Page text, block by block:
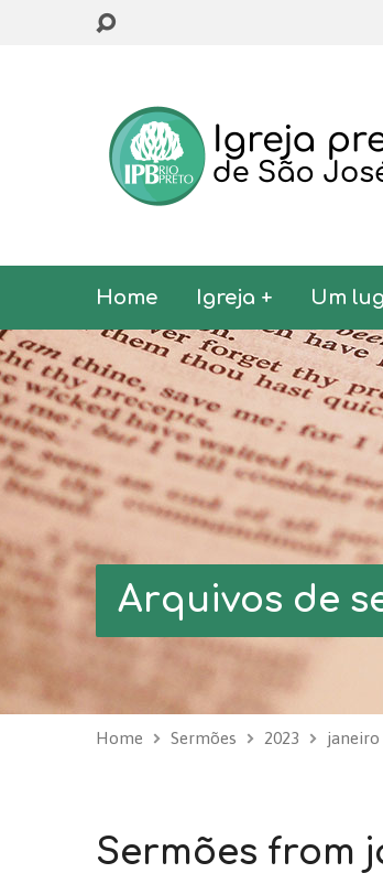
Home Igreja + Um
Arquivos de
Home Sermões 2023 janeiro
Sermões from